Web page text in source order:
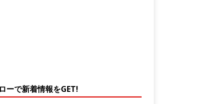
ーで新着情報をGET!